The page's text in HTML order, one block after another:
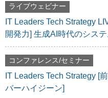
ライブウェビナー
IT Leaders Tech Strategy
開発力] 生成AI時代のシス
コンファレンス/セミナー
IT Leaders Tech Strategy [
バーハイジーン]